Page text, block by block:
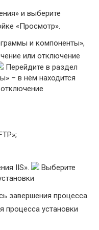
и выберите
«Просмотр».
и компоненты»,
или отключение
Перейдите в раздел
– в нём находится
IIS».
Выберите
завершения процесса.
процесса установки